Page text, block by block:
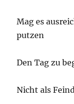
Mag es
putzen
Den Tag zu
Nicht als